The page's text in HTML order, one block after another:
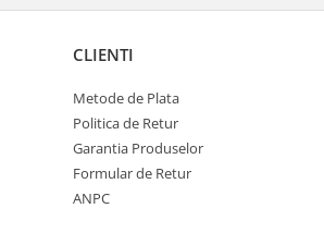
CLIENTI
Metode de Plata
Politica de Retur
Garantia Produselor
Formular de Retur
ANPC